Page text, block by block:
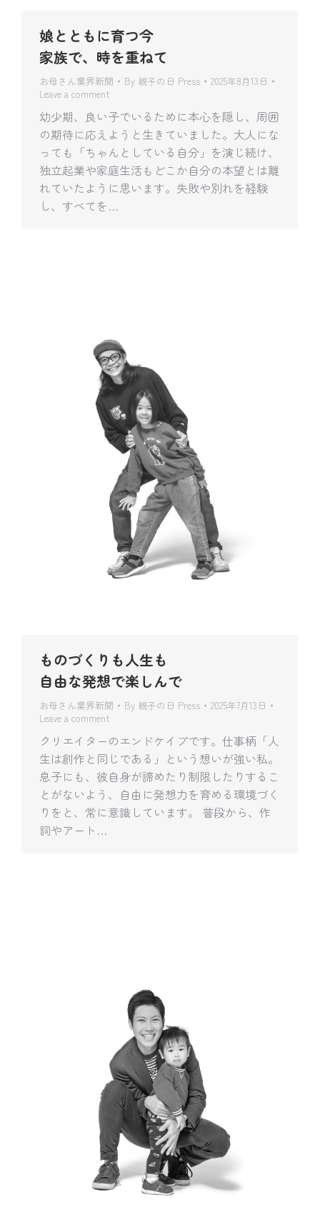
娘とともに育つ今
家族で、時を重ねて
お母さん業界新聞 By 親子の日 Press
2025年8月13日
Leave a comment
幼少期、良い子でいるために本心を隠し、周囲
の期待に応えようと生きていました。大人にな
っても「ちゃんとしている自分」を演じ続け、
独立起業や家庭生活もどこか自分の本望とは離
れていたように思います。失敗や別れを経験
し、すべてを…
ものづくりも人生も
自由な発想で楽しんで
お母さん業界新聞 By 親子の日 Press
2025年7月13日
Leave a comment
クリエイターのエンドケイプです。仕事柄「人
生は創作と同じである」という想いが強い私。
息子にも、彼自身が諦めたり制限したりするこ
とがないよう、自由に発想力を育める環境づく
りをと、常に意識しています。 普段から、作
詞やアート…